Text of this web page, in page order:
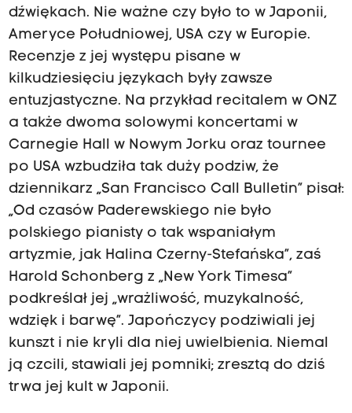
dźwiękach. Nie ważne czy było to w Japonii,
Ameryce Południowej, USA czy w Europie.
Recenzje z jej występu pisane w
kilkudziesięciu językach były zawsze
entuzjastyczne. Na przykład recitalem w ONZ
a także dwoma solowymi koncertami w
Carnegie Hall w Nowym Jorku oraz tournee
po USA wzbudziła tak duży podziw, że
dziennikarz „San Francisco Call Bulletin” pisał:
„Od czasów Paderewskiego nie było
polskiego pianisty o tak wspaniałym
artyzmie, jak Halina Czerny-Stefańska”, zaś
Harold Schonberg z „New York Timesa”
podkreślał jej „wrażliwość, muzykalność,
wdzięk i barwę”. Japończycy podziwiali jej
kunszt i nie kryli dla niej uwielbienia. Niemal
ją czcili, stawiali jej pomniki; zresztą do dziś
trwa jej kult w Japonii.